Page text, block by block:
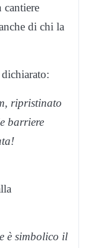
di chi la
ripristinato
barriere
è simbolico il